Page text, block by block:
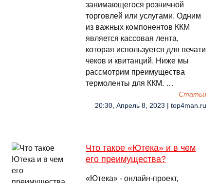
занимающегося розничной
торговлей или услугами. Одним
из важных компонентов ККМ
является кассовая лента,
которая используется для печати
чеков и квитанций. Ниже мы
рассмотрим преимущества
термоленты для ККМ. …
Cтатьи
20:30, Апрель 8, 2023 | top4man.ru
Что такое «Ютека» и в чем
его преимущества?
«Ютека» - онлайн-проект,